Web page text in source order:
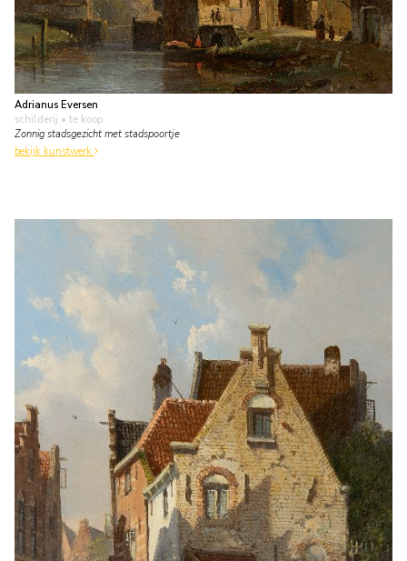
Adrianus Eversen
schilderij • te koop
Zonnig stadsgezicht met stadspoortje
bekijk kunstwerk